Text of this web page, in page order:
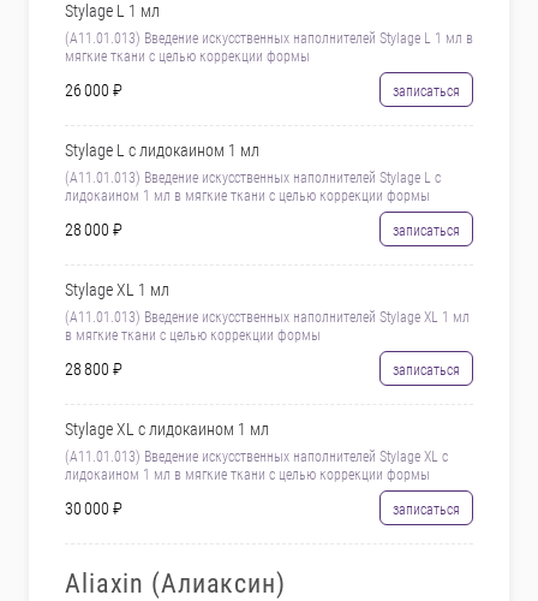
Stylage L 1 мл
(А11.01.013) Введение искусственных наполнителей Stylage L 1 мл в
мягкие ткани с целью коррекции формы
26 000 ₽ записаться
Stylage L с лидокаином 1 мл
(А11.01.013) Введение искусственных наполнителей Stylage L с
лидокаином 1 мл в мягкие ткани с целью коррекции формы
28 000 ₽ записаться
Stylage XL 1 мл
(А11.01.013) Введение искусственных наполнителей Stylage XL 1 мл
в мягкие ткани с целью коррекции формы
28 800 ₽ записаться
Stylage XL с лидокаином 1 мл
(А11.01.013) Введение искусственных наполнителей Stylage XL с
лидокаином 1 мл в мягкие ткани с целью коррекции формы
30 000 ₽ записаться
Aliaxin (Алиаксин)